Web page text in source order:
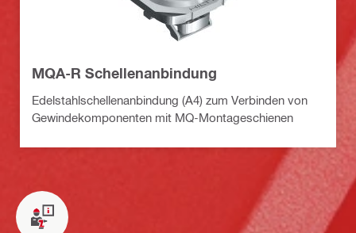
MQA-R Schellenanbindung
Edelstahlschellenanbindung (A4) zum Verbinden von
Gewindekomponenten mit MQ-Montageschienen